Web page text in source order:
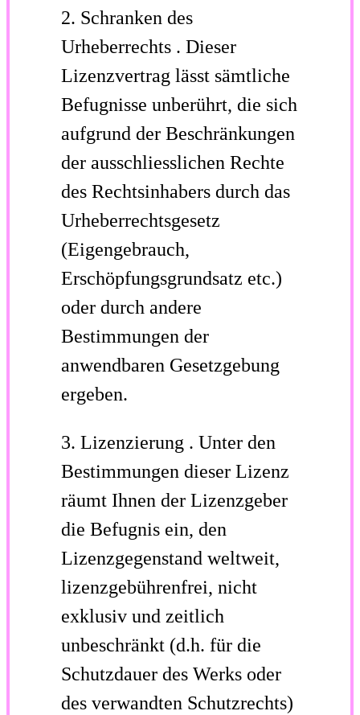
2. Schranken des
Urheberrechts . Dieser
Lizenzvertrag lässt sämtliche
Befugnisse unberührt, die sich
aufgrund der Beschränkungen
der ausschliesslichen Rechte
des Rechtsinhabers durch das
Urheberrechtsgesetz
(Eigengebrauch,
Erschöpfungsgrundsatz etc.)
oder durch andere
Bestimmungen der
anwendbaren Gesetzgebung
ergeben.
3. Lizenzierung . Unter den
Bestimmungen dieser Lizenz
räumt Ihnen der Lizenzgeber
die Befugnis ein, den
Lizenzgegenstand weltweit,
lizenzgebührenfrei, nicht
exklusiv und zeitlich
unbeschränkt (d.h. für die
Schutzdauer des Werks oder
des verwandten Schutzrechts)